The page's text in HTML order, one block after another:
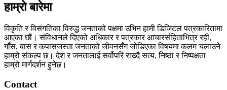
हाम्रो बारेमा
विकृति र विसंगतिका विरुद्ध जनताको पक्षमा उभिन हामी डिजिटल पत्रकारितामा
आएका छौं। संविधानले दिएको अधिकार र पत्रकार आचारसंहिताभित्र रही,
गाँस, बास र कपासजस्ता जनताको जीवनसँग जोडिएका विषयमा कलम चलाउने
हाम्रो संकल्प छ। देश र जनतालाई सर्वोपरि राख्दै सत्य, निष्ठा र निष्पक्षता
हाम्रो मार्गदर्शन हुनेछ।
Contact